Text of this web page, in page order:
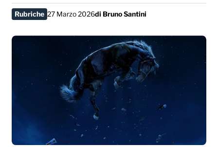
Rubriche 27 Marzo 2026di Bruno Santini